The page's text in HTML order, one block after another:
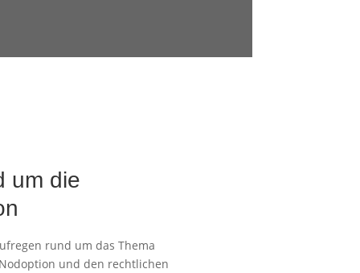
um die
rund um das Thema
und den rechtlichen